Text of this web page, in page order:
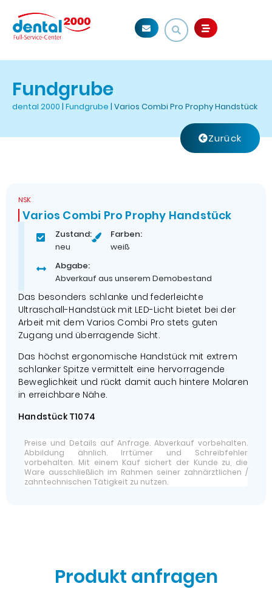
Fundgrube
dental 2000 | Fundgrube | Varios Combi Pro Prophy Handstück
Zurück
NSK
Varios Combi Pro Prophy Handstück
Zustand:
neu
Farben:
weiß
Abgabe:
Abverkauf aus unserem Demobestand
Das besonders schlanke und federleichte
Ultraschall-Handstück mit LED-Licht bietet bei der
Arbeit mit dem Varios Combi Pro stets guten
Zugang und überragende Sicht.
Das höchst ergonomische Handstück mit extrem
schlanker Spitze vermittelt eine hervorragende
Beweglichkeit und rückt damit auch hintere Molaren
in erreichbare Nähe.
Handstück T1074
Preise und Details auf Anfrage. Abverkauf vorbehalten.
Abbildung ähnlich. Irrtümer und Schreibfehler
vorbehalten. Mit einem Kauf sichert der Kunde zu, die
Ware ausschließlich im Rahmen seiner zahnärztlichen /
zahntechnischen Tätigkeit zu nutzen.
Produkt anfragen